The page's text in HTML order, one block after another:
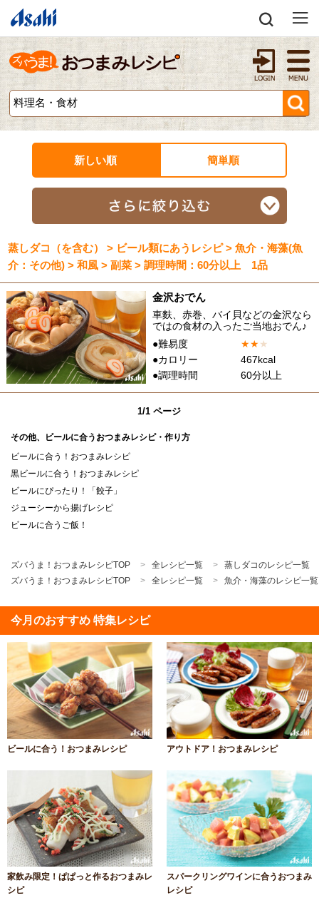
新しい順 簡単順
蒸しダコ（を含む） > ビール類にあうレシピ > 魚介・海藻(魚
介：その他) > 和風 > 副菜 > 調理時間：60分以上 1品
金沢おでん
車麩、赤巻、バイ貝などの金沢なら
ではの食材の入ったご当地おでん♪
●難易度
★★★
●カロリー
467kcal
●調理時間
60分以上
1/1 ページ
その他、ビールに合うおつまみレシピ・作り方
ビールに合う！おつまみレシピ
黒ビールに合う！おつまみレシピ
ビールにぴったり！「餃子」
ジューシーから揚げレシピ
ビールに合うご飯！
ズバうま！おつまみレシピTOP 全レシピ一覧
蒸しダコのレシピ一覧
ズバうま！おつまみレシピTOP
全レシピ一覧 魚介・海藻のレシピ一覧
今月のおすすめ 特集レシピ
ビールに合う！おつまみレシピ アウトドア！おつまみレシピ
家飲み限定！ぱぱっと作るおつまみレ
シピ
スパークリングワインに合うおつまみ
レシピ